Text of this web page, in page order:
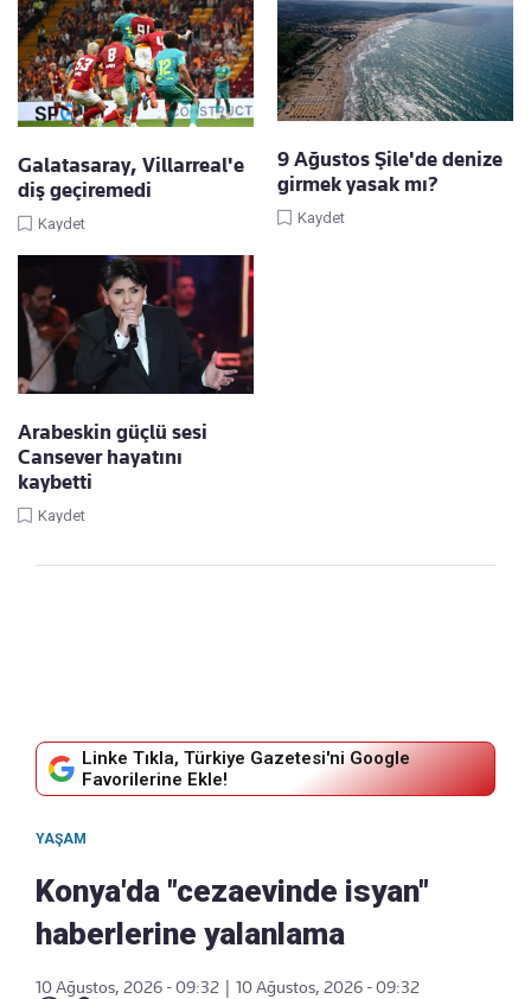
Galatasaray, Villarreal'e
diş geçiremedi
Kaydet
9 Ağustos Şile'de denize
girmek yasak mı?
Kaydet
Arabeskin güçlü sesi
Cansever hayatını
kaybetti
Kaydet
Linke Tıkla, Türkiye Gazetesi'ni Google
Favorilerine Ekle!
YAŞAM
Konya'da "cezaevinde isyan"
haberlerine yalanlama
10 Ağustos, 2026 - 09:32
10 Ağustos, 2026 - 09:32